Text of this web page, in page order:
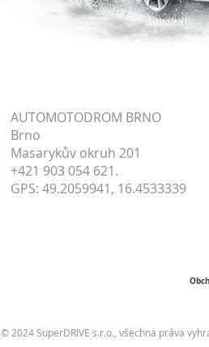
AUTOMOTODROM BRNO
Brno
Masarykův okruh 201
+421 903 054 621.
GPS: 49.2059941, 16.4533339
© 2024 SuperDRIVE s.r.o., všechna práva